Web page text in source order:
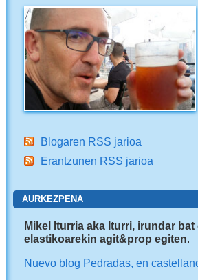
Blogaren RSS jarioa
Erantzunen RSS jarioa
AURKEZPENA
Mikel Iturria aka Iturri, irundar
elastikoarekin agit&prop egiten.
Nuevo blog Pedradas, en